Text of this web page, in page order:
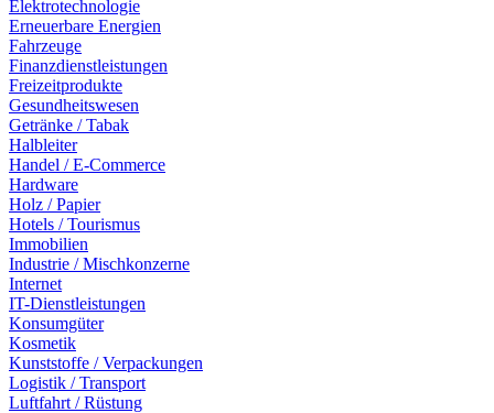
Elektrotechnologie
Erneuerbare Energien
Fahrzeuge
Finanzdienstleistungen
Freizeitprodukte
Gesundheitswesen
Getränke / Tabak
Halbleiter
Handel / E-Commerce
Hardware
Holz / Papier
Hotels / Tourismus
Immobilien
Industrie / Mischkonzerne
Internet
IT-Dienstleistungen
Konsumgüter
Kosmetik
Kunststoffe / Verpackungen
Logistik / Transport
Luftfahrt / Rüstung